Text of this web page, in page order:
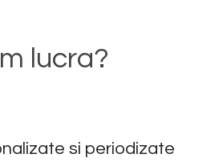
lucra?
si periodizate